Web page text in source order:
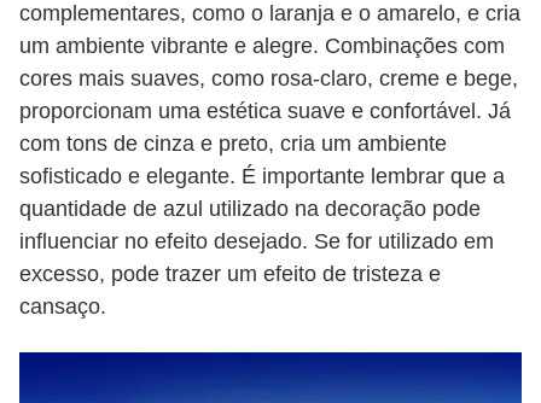
complementares, como o laranja e o amarelo, e cria
um ambiente vibrante e alegre. Combinações com
cores mais suaves, como rosa-claro, creme e bege,
proporcionam uma estética suave e confortável. Já
com tons de cinza e preto, cria um ambiente
sofisticado e elegante. É importante lembrar que a
quantidade de azul utilizado na decoração pode
influenciar no efeito desejado. Se for utilizado em
excesso, pode trazer um efeito de tristeza e
cansaço.